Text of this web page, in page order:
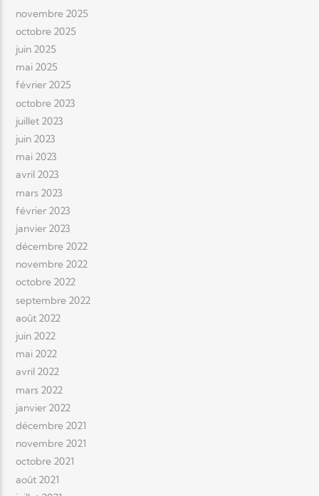
novembre 2025
octobre 2025
juin 2025
mai 2025
février 2025
octobre 2023
juillet 2023
juin 2023
mai 2023
avril 2023
mars 2023
février 2023
janvier 2023
décembre 2022
novembre 2022
octobre 2022
septembre 2022
août 2022
juin 2022
mai 2022
avril 2022
mars 2022
janvier 2022
décembre 2021
novembre 2021
octobre 2021
août 2021